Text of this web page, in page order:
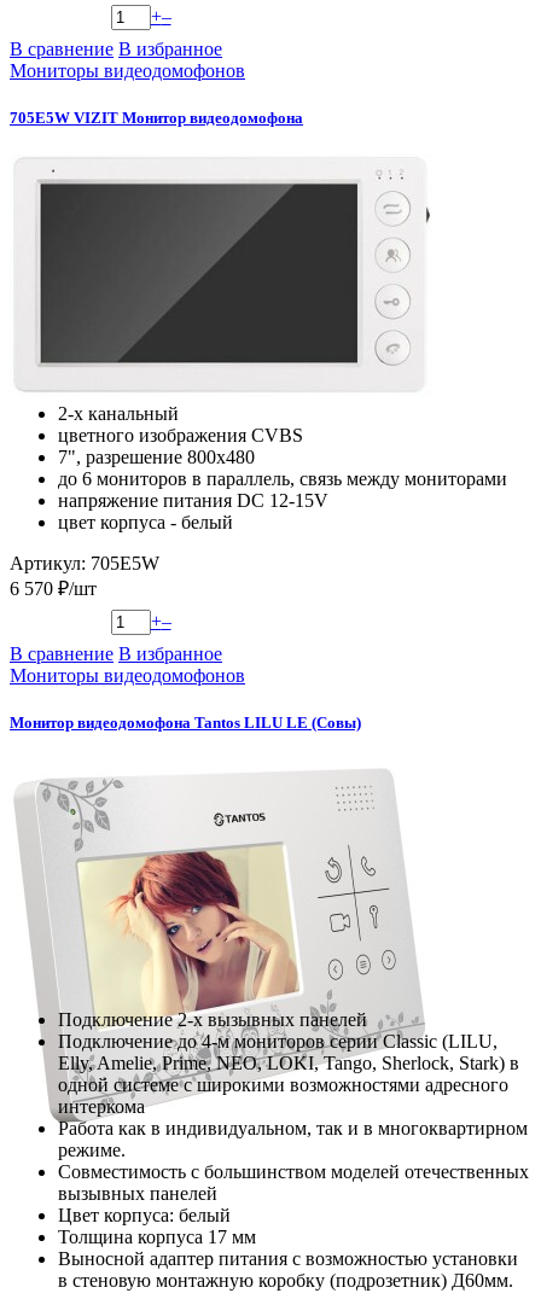
+–
В сравнение В избранное
Мониторы видеодомофонов
705E5W VIZIT Монитор видеодомофона
2-х канальный
цветного изображения CVBS
7", разрешение 800х480
до 6 мониторов в параллель, связь между мониторами
напряжение питания DC 12-15V
цвет корпуса - белый
Артикул: 705E5W
6 570 ₽/шт
+–
В сравнение В избранное
Мониторы видеодомофонов
Монитор видеодомофона Tantos LILU LE (Совы)
Подключение 2-х вызывных панелей
Подключение до 4-м мониторов серии Classic (LILU,
Elly, Amelie, Prime, NEO, LOKI, Tango, Sherlock, Stark) в
одной системе с широкими возможностями адресного
интеркома
Работа как в индивидуальном, так и в многоквартирном
режиме.
Совместимость с большинством моделей отечественных
вызывных панелей
Цвет корпуса: белый
Толщина корпуса 17 мм
Выносной адаптер питания с возможностью установки
в стеновую монтажную коробку (подрозетник) Д60мм.